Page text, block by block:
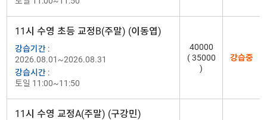
11시 수영 초등 교정B(주말) (이동엽)
강습기간 :
2026.08.01~2026.08.31
강습시간 :
토일 11:00~11:50
40000
( 35000
)
강습중
11시 수영 교정A(주말) (구강민)